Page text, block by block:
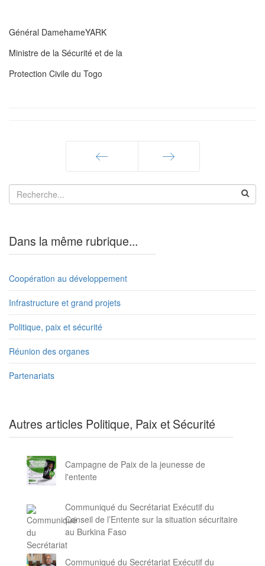
Général DamehameYARK
Ministre de la Sécurité et de la
Protection Civile du Togo
Précédent Suivant
Dans la même rubrique...
Coopération au développement
Infrastructure et grand projets
Politique, paix et sécurité
Réunion des organes
Partenariats
Autres articles Politique, Paix et Sécurité
Campagne de Paix de la jeunesse de
l'entente
Communiqué du Secrétariat Exécutif du
Conseil de l’Entente sur la situation sécuritaire
au Burkina Faso
Communiqué du Secrétariat Exécutif du